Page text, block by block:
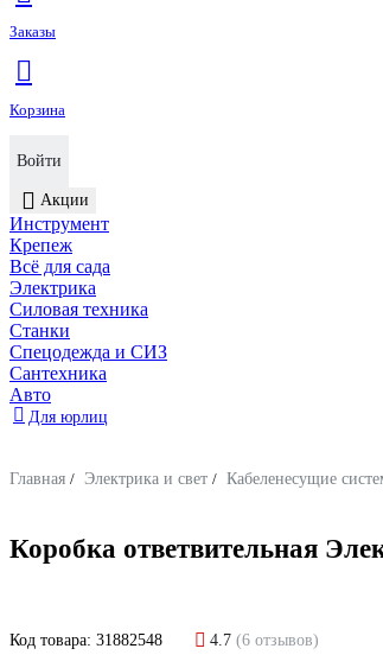
Заказы
Корзина
Войти
Акции
Инструмент
Крепеж
Всё для сада
Электрика
Силовая техника
Станки
Спецодежда и СИЗ
Сантехника
Авто
Для юрлиц
Главная / Электрика и свет / Кабеленесущие
Коробка ответвительная
Код товара: 31882548 4.7 (6 отзывов)